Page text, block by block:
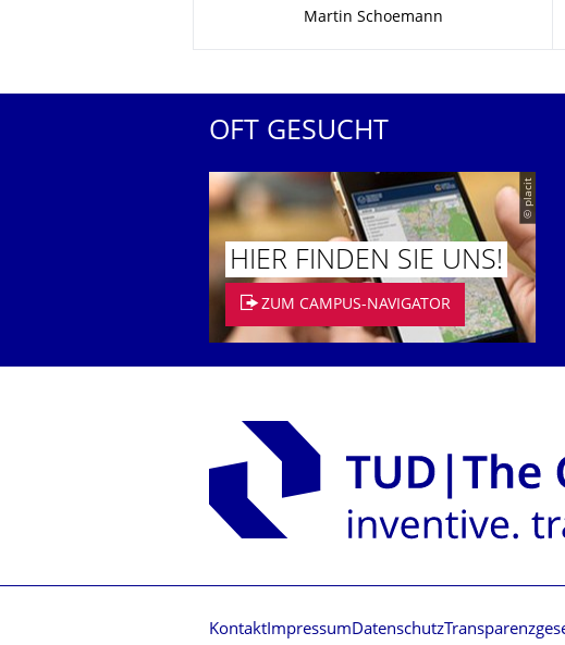
Martin Schoemann
OFT GESUCHT
© placit
HIER FINDEN SIE UNS!
ZUM CAMPUS-NAVIGATOR
Kontakt Impressum Datenschutz